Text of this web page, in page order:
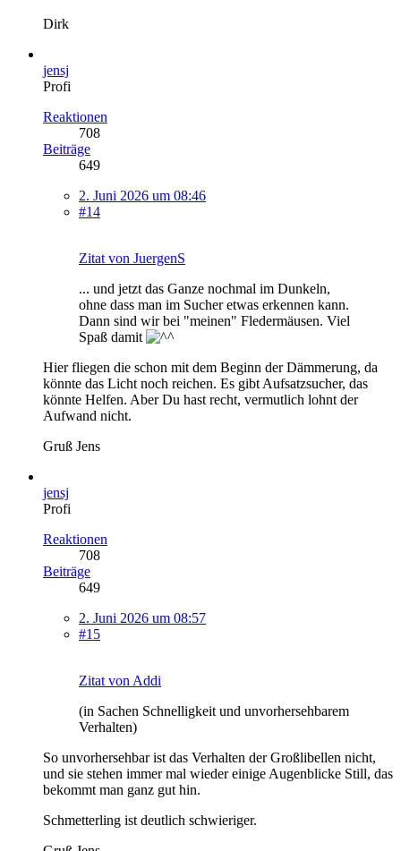
Dirk
jensj
Profi
Reaktionen
708
Beiträge
649
2. Juni 2026 um 08:46
#14
Zitat von JuergenS
... und jetzt das Ganze nochmal im Dunkeln,
ohne dass man im Sucher etwas erkennen kann.
Dann sind wir bei "meinen" Fledermäusen. Viel
Spaß damit
Hier fliegen die schon mit dem Beginn der Dämmerung, da
könnte das Licht noch reichen. Es gibt Aufsatzsucher, das
könnte Helfen. Aber Du hast recht, vermutlich lohnt der
Aufwand nicht.
Gruß Jens
jensj
Profi
Reaktionen
708
Beiträge
649
2. Juni 2026 um 08:57
#15
Zitat von Addi
(in Sachen Schnelligkeit und unvorhersehbarem
Verhalten)
So unvorhersehbar ist das Verhalten der Großlibellen nicht,
und sie stehen immer mal wieder einige Augenblicke Still, das
bekommt man ganz gut hin.
Schmetterling ist deutlich schwieriger.